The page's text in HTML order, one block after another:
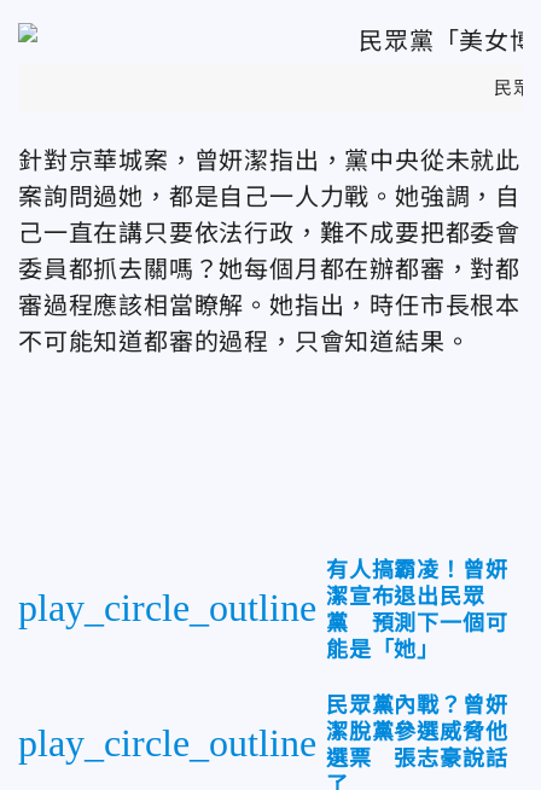
民眾
針對京華城案，曾妍潔指出，黨中央從未就此
案詢問過她，都是自己一人力戰。她強調，自
己一直在講只要依法行政，難不成要把都委會
委員都抓去關嗎？她每個月都在辦都審，對都
審過程應該相當瞭解。她指出，時任市長根本
不可能知道都審的過程，只會知道結果。
play_circle_outline
有人搞霸凌！曾妍
潔宣布退出民眾
黨 預測下一個可
能是「她」
play_circle_outline
民眾黨內戰？曾妍
潔脫黨參選威脅他
選票 張志豪說話
了